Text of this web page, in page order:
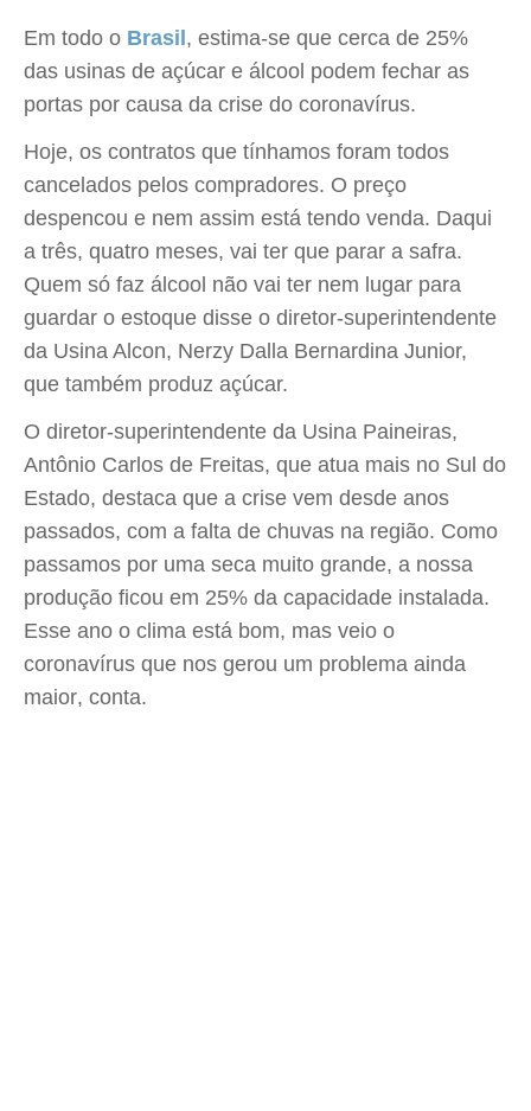
Em todo o Brasil , estima-se que cerca de 25%
das usinas de açúcar e álcool podem fechar as
portas por causa da crise do coronavírus.
Hoje, os contratos que tínhamos foram todos
cancelados pelos compradores. O preço
despencou e nem assim está tendo venda. Daqui
a três, quatro meses, vai ter que parar a safra.
Quem só faz álcool não vai ter nem lugar para
guardar o estoque disse o diretor-superintendente
da Usina Alcon, Nerzy Dalla Bernardina Junior,
que também produz açúcar.
O diretor-superintendente da Usina Paineiras,
Antônio Carlos de Freitas, que atua mais no Sul do
Estado, destaca que a crise vem desde anos
passados, com a falta de chuvas na região. Como
passamos por uma seca muito grande, a nossa
produção ficou em 25% da capacidade instalada.
Esse ano o clima está bom, mas veio o
coronavírus que nos gerou um problema ainda
maior, conta.